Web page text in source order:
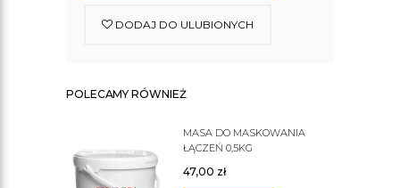
DODAJ DO ULUBIONYCH
POLECAMY RÓWNIEŻ
MASA DO MASKOWANIA
ŁĄCZEŃ 0,5KG
47,00 zł